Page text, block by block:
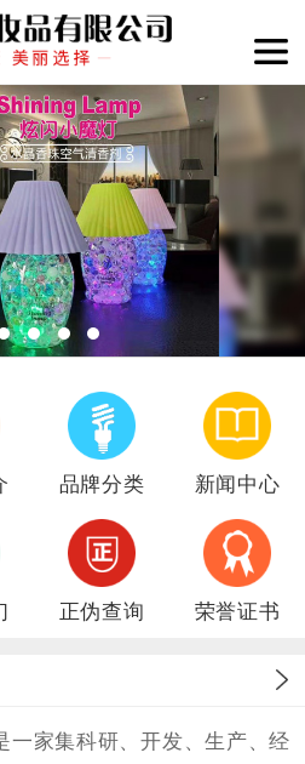
品牌分类 新闻中心
正伪查询 荣誉证书
一家集科研、开发、生产、经